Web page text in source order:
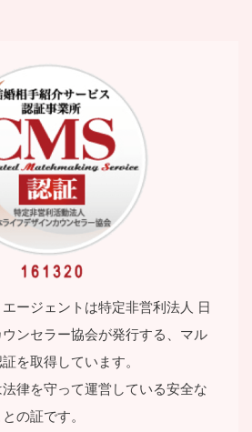
ージェントは特定⾮営利法⼈ ⽇
ンセラー協会が発⾏する、マル
を取得しています。
法律を守って運営している安全な
の証です。